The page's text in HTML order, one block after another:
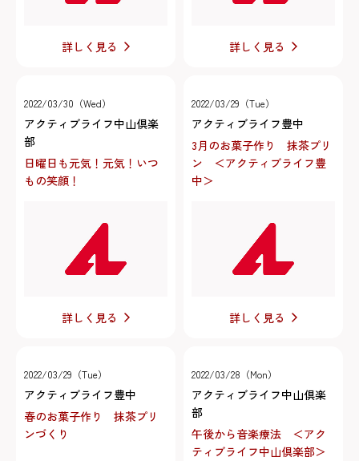
詳しく見る 詳しく見る
2022/03/30（Wed）
アクティブライフ中山倶楽
部
日曜日も元気！元気！いつ
もの笑顔！
詳しく見る
2022/03/29（Tue）
アクティブライフ豊中
3月のお菓子作り 抹茶プリ
ン ＜アクティブライフ豊
中＞
詳しく見る
2022/03/29（Tue）
アクティブライフ豊中
春のお菓子作り 抹茶プリ
ンづくり
2022/03/28（Mon）
アクティブライフ中山倶楽
部
午後から音楽療法 ＜アク
ティブライフ中山倶楽部＞